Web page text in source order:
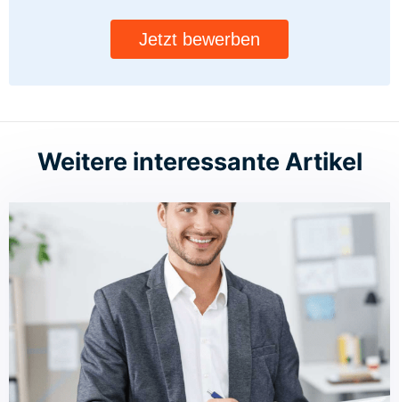
Jetzt bewerben
Weitere interessante Artikel